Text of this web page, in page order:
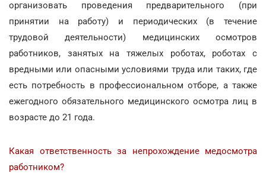
организовать проведения предварительного (при
принятии на работу) и периодических (в течение
трудовой деятельности) медицинских осмотров
работников, занятых на тяжелых роботах, роботах с
вредными или опасными условиями труда или таких, где
есть потребность в профессиональном отборе, а также
ежегодного обязательного медицинского осмотра лиц в
возрасте до 21 года.
Какая ответственность за непрохождение медосмотра
работником?